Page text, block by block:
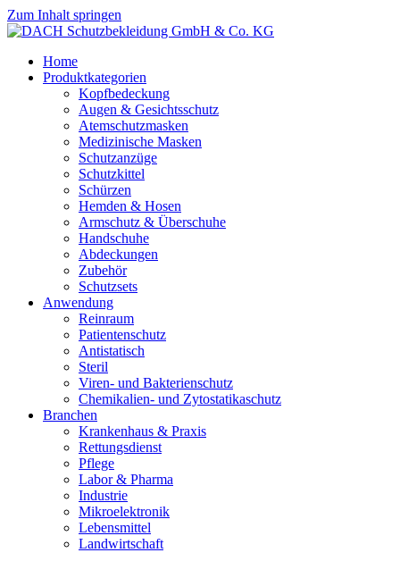
Zum Inhalt springen
Home
Produktkategorien
Kopfbedeckung
Augen & Gesichtsschutz
Atemschutzmasken
Medizinische Masken
Schutzanzüge
Schutzkittel
Schürzen
Hemden & Hosen
Armschutz & Überschuhe
Handschuhe
Abdeckungen
Zubehör
Schutzsets
Anwendung
Reinraum
Patientenschutz
Antistatisch
Steril
Viren- und Bakterienschutz
Chemikalien- und Zytostatikaschutz
Branchen
Krankenhaus & Praxis
Rettungsdienst
Pflege
Labor & Pharma
Industrie
Mikroelektronik
Lebensmittel
Landwirtschaft